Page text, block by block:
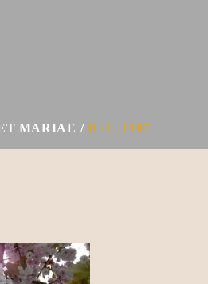
MARIAE DSC_0107